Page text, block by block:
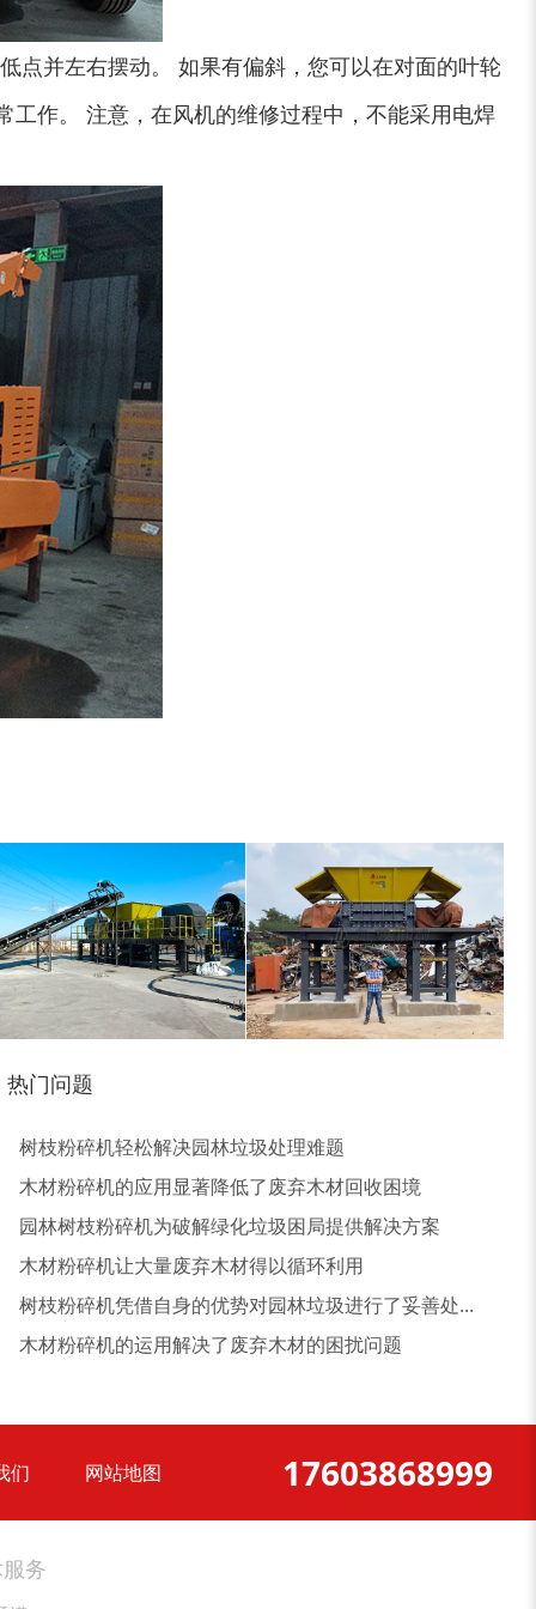
点并左右摆动。 如果有偏斜，您可以在对面的叶轮
作。 注意，在风机的维修过程中，不能采用电焊
锯末粉碎机 大件垃圾处理设备...
热门问题
树枝粉碎机轻松解决园林垃圾处理难题
木材粉碎机的应用显著降低了废弃木材回收困境
园林树枝粉碎机为破解绿化垃圾困局提供解决方案
木材粉碎机让大量废弃木材得以循环利用
树枝粉碎机凭借自身的优势对园林垃圾进行了妥善处...
木材粉碎机的运用解决了废弃木材的困扰问题
们 网站地图 17603868999
务